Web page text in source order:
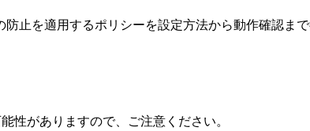
止を適用するポリシーを設定方法から動作確認まで
性がありますので、ご注意ください。